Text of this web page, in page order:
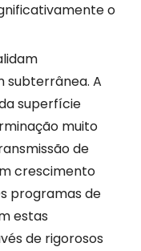
o
subterrânea. A
superfície
muito
de
crescimento
programas de
estas
de rigorosos